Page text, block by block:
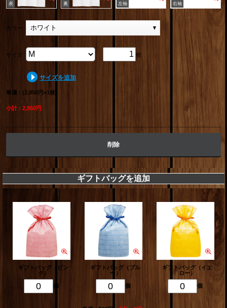
カラー ホワイト
枚
サイズ
サイズを追加
単価 : (2,950円×1枚)
小計 : 2,950円
削除
ギフトバッグを追加
ギフトバッグ（ピン
ク）
個
ギフトバッグ（ブル
ー）
個
ギフトバッグ（イエ
ロー）
個